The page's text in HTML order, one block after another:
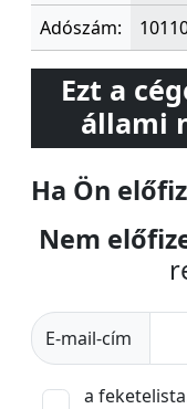
Adószám:
Ezt a
állami
Ha Ön
Nem
E-mail-cím
a